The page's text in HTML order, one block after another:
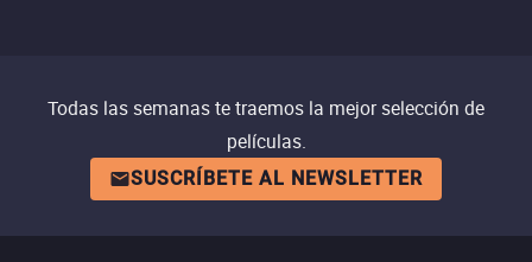
Todas las semanas te traemos la mejor selección de
películas.
SUSCRÍBETE AL NEWSLETTER